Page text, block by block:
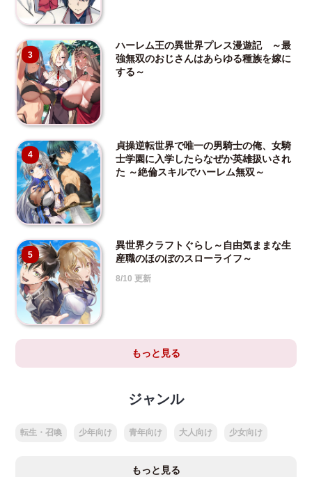
3
ハーレム王の異世界プレス漫遊記 ～最
強無双のおじさんはあらゆる種族を嫁に
する～
4
貞操逆転世界で唯一の男騎士の俺、女騎
士学園に入学したらなぜか英雄扱いされ
た ～絶倫スキルでハーレム無双～
5
異世界クラフトぐらし～自由気ままな生
産職のほのぼのスローライフ～
8/10 更新
もっと見る
ジャンル
転生・召喚 少年向け 青年向け 大人向け 少女向け
もっと見る